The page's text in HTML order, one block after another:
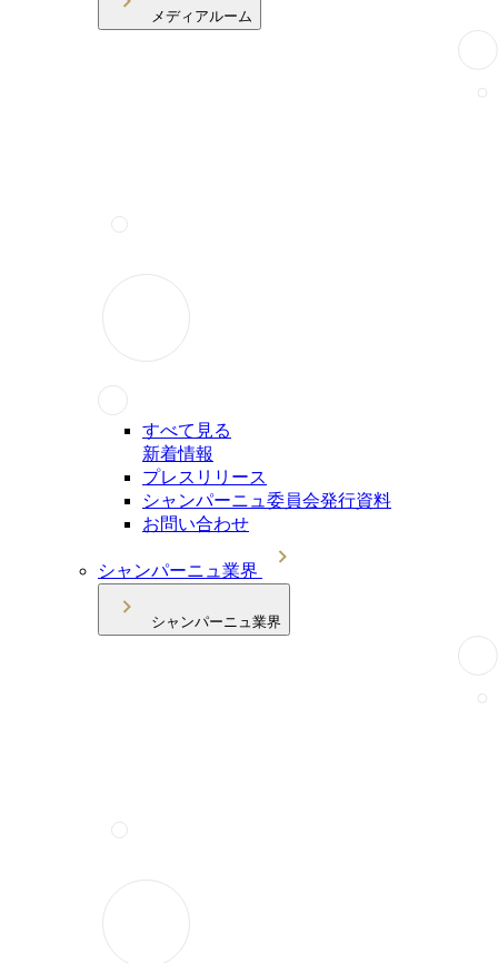
メディアルーム
すべて見る
新着情報
プレスリリース
シャンパーニュ委員会発行資料
お問い合わせ
シャンパーニュ業界
シャンパーニュ業界